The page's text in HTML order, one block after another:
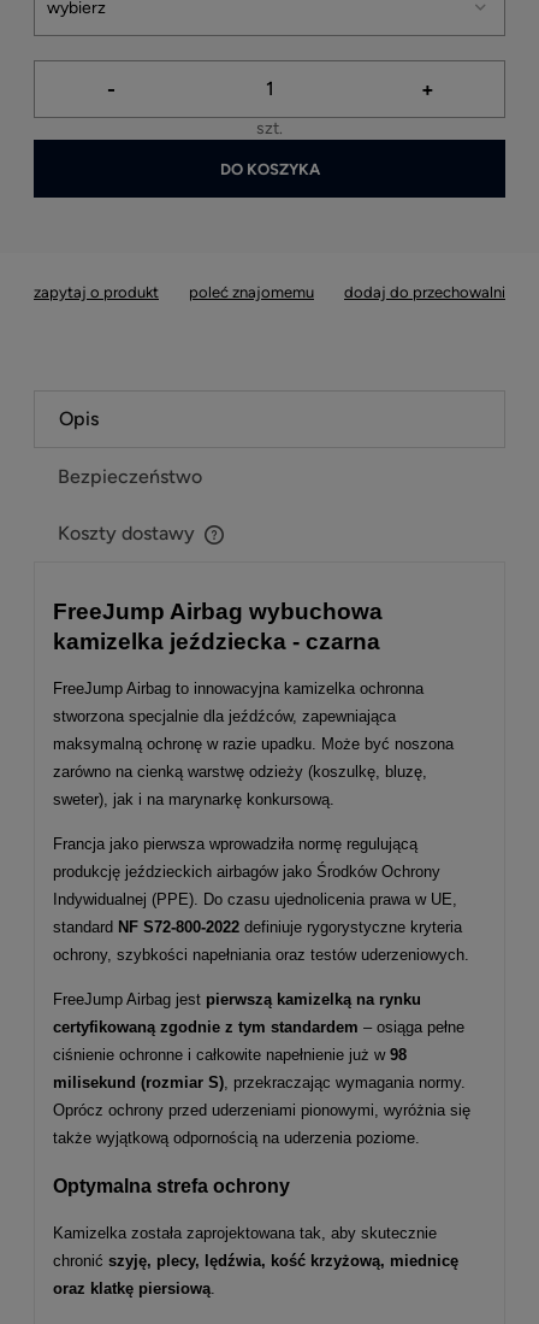
- +
szt.
DO KOSZYKA
zapytaj o produkt poleć znajomemu dodaj do przechowalni
Opis
Bezpieczeństwo
Koszty dostawy
FreeJump Airbag wybuchowa
kamizelka jeździecka - czarna
FreeJump Airbag to innowacyjna kamizelka ochronna
stworzona specjalnie dla jeźdźców, zapewniająca
maksymalną ochronę w razie upadku. Może być noszona
zarówno na cienką warstwę odzieży (koszulkę, bluzę,
sweter), jak i na marynarkę konkursową.
Francja jako pierwsza wprowadziła normę regulującą
produkcję jeździeckich airbagów jako Środków Ochrony
Indywidualnej (PPE). Do czasu ujednolicenia prawa w UE,
standard NF S72-800-2022 definiuje rygorystyczne kryteria
ochrony, szybkości napełniania oraz testów uderzeniowych.
FreeJump Airbag jest pierwszą kamizelką na rynku
certyfikowaną zgodnie z tym standardem – osiąga pełne
ciśnienie ochronne i całkowite napełnienie już w 98
milisekund (rozmiar S), przekraczając wymagania normy.
Oprócz ochrony przed uderzeniami pionowymi, wyróżnia się
także wyjątkową odpornością na uderzenia poziome.
Optymalna strefa ochrony
Kamizelka została zaprojektowana tak, aby skutecznie
chronić szyję, plecy, lędźwia, kość krzyżową, miednicę
oraz klatkę piersiową.